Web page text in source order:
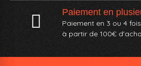
Paiement en
Paiement en 3 ou 4 fois
à partir de 100€